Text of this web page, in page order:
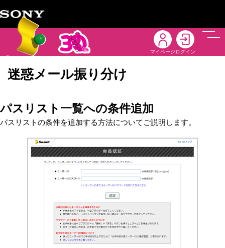
マイページ ログイン
メニ
迷惑メール振り分け
パスリスト一覧への条件追加
パスリストの条件を追加する方法についてご説明します。